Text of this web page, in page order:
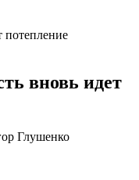
потепление
вновь идет
Глушенко